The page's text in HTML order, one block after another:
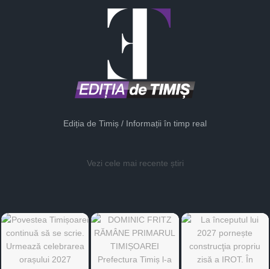
Ediția de Timiș / Informații în timp real
Vezi cele mai recente știri